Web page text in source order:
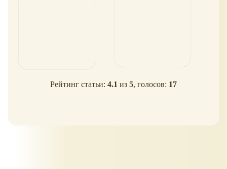
Рейтинг статьи: 4.1 из 5, голосов: 17